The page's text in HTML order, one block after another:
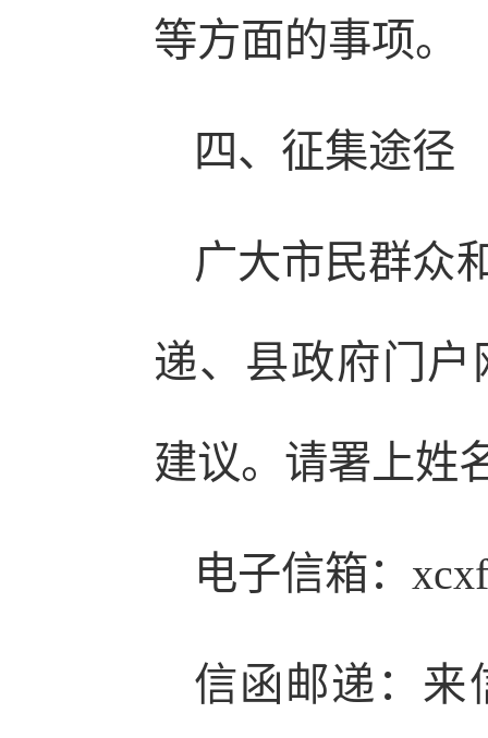
等方面的事项。
四、征集途径
广大市民群众
递、县政府门户
建议。请署上姓
电子信箱：
信函邮递：来